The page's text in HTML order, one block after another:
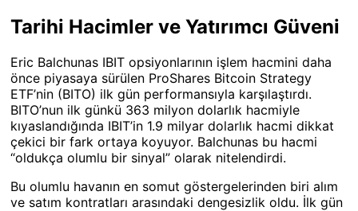
Tarihi Hacimler ve Yatırımcı Güveni
Eric Balchunas IBIT opsiyonlarının işlem hacmini daha
önce piyasaya sürülen ProShares Bitcoin Strategy
ETF’nin (BITO) ilk gün performansıyla karşılaştırdı.
BITO’nun ilk günkü 363 milyon dolarlık hacmiyle
kıyaslandığında IBIT’in 1.9 milyar dolarlık hacmi dikkat
çekici bir fark ortaya koyuyor. Balchunas bu hacmi
“oldukça olumlu bir sinyal” olarak nitelendirdi.
Bu olumlu havanın en somut göstergelerinden biri alım
ve satım kontratları arasındaki dengesizlik oldu. İlk gün